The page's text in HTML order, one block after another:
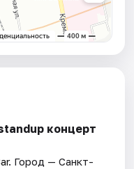
концерт
. Город — Санкт-